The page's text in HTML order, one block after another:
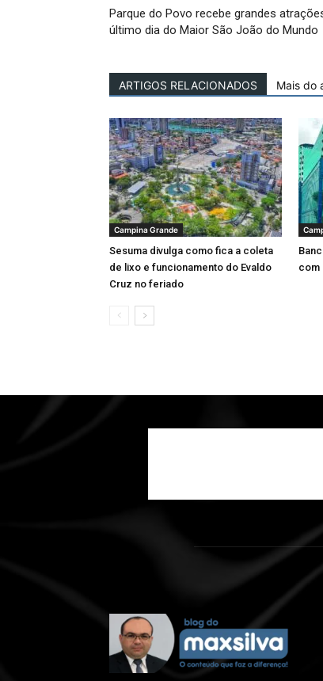
Parque do Povo recebe grandes
último dia do Maior São João do Mundo
ARTIGOS RELACIONADOS Mais do
Campina Grande
Sesuma divulga como fica a coleta
de lixo e funcionamento do Evaldo
Cruz no feriado
com